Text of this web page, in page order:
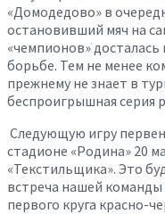
«Домодедово» в
остановивший мяч на
«чемпионов»
борьбе. Тем не менее
прежнему не знает в
беспроигрышная серия
Следующую игру
стадионе «Родина» 20
«Текстильщика». Это
встреча нашей
первого круга красно-